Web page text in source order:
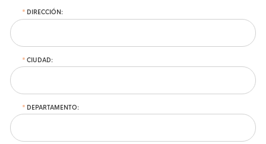
DIRECCIÓN:
CIUDAD:
DEPARTAMENTO: